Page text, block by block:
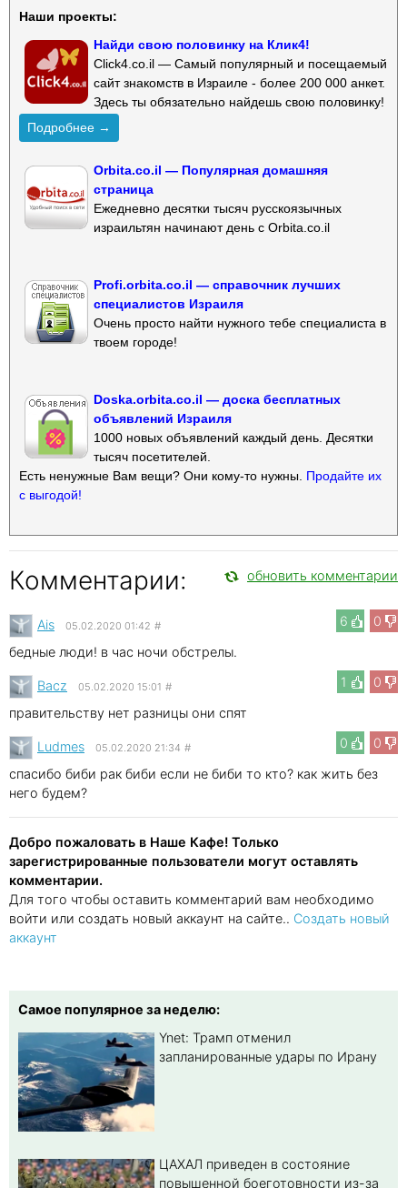
Наши проекты:
Найди свою половинку на Клик4!
Click4.co.il — Самый популярный и посещаемый
сайт знакомств в Израиле - более 200 000 анкет.
Здесь ты обязательно найдешь свою половинку!
Подробнее →
Orbita.co.il — Популярная домашняя
страница
Ежедневно десятки тысяч русскоязычных
израильтян начинают день с Orbita.co.il
Profi.orbita.co.il — справочник лучших
специалистов Израиля
Очень просто найти нужного тебе специалиста в
твоем городе!
Doska.orbita.co.il — доска бесплатных
объявлений Израиля
1000 новых объявлений каждый день. Десятки
тысяч посетителей.
Есть ненужные Вам вещи? Они кому-то нужны. Продайте их
с выгодой!
Комментарии: обновить комментарии
6 0
Ais 05.02.2020 01:42 #
бедные люди! в час ночи обстрелы.
1
0
Bacz 05.02.2020 15:01 #
правительству нет разницы они спят
0
0
Ludmes 05.02.2020 21:34 #
спасибо биби рак биби если не биби то кто? как жить без
него будем?
Добро пожаловать в Наше Кафе! Только
зарегистрированные пользователи могут оставлять
комментарии.
Для того чтобы оставить комментарий вам необходимо
войти или создать новый аккаунт на сайте.. Создать новый
аккаунт
Самое популярное за неделю:
Ynet: Трамп отменил
запланированные удары по Ирану
ЦАХАЛ приведен в состояние
повышенной боеготовности из-за